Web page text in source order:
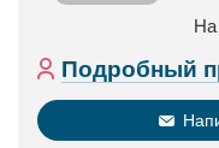
На
Подробный